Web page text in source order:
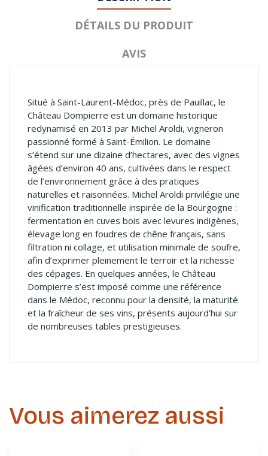
DÉTAILS DU PRODUIT
AVIS
Situé à Saint-Laurent-Médoc, près de Pauillac, le
Château Dompierre est un domaine historique
redynamisé en 2013 par Michel Aroldi, vigneron
passionné formé à Saint-Émilion. Le domaine
s’étend sur une dizaine d’hectares, avec des vignes
âgées d’environ 40 ans, cultivées dans le respect
de l’environnement grâce à des pratiques
naturelles et raisonnées. Michel Aroldi privilégie une
vinification traditionnelle inspirée de la Bourgogne :
fermentation en cuves bois avec levures indigènes,
élevage long en foudres de chêne français, sans
filtration ni collage, et utilisation minimale de soufre,
afin d’exprimer pleinement le terroir et la richesse
des cépages. En quelques années, le Château
Dompierre s’est imposé comme une référence
dans le Médoc, reconnu pour la densité, la maturité
et la fraîcheur de ses vins, présents aujourd’hui sur
de nombreuses tables prestigieuses.
Vous aimerez aussi